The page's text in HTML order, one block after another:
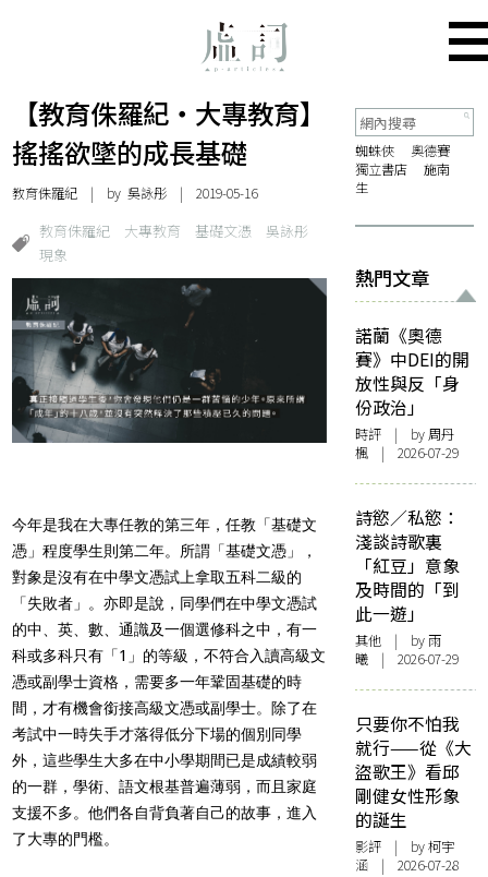
【教育侏羅紀・大專教育】
搖搖欲墜的成長基礎
教育侏羅紀 | by吳詠彤 | 2019-05-16
教育侏羅紀 大專教育 基礎文憑
吳詠彤
現象
今年是我在大專任教的第三年，任教「基礎文
憑」程度學生則第二年。所謂「基礎文憑」，
對象是沒有在中學文憑試上拿取五科二級的
「失敗者」。亦即是說，同學們在中學文憑試
的中、英、數、通識及一個選修科之中，有一
科或多科只有「1」的等級，不符合入讀高級文
憑或副學士資格，需要多一年鞏固基礎的時
間，才有機會銜接高級文憑或副學士。除了在
考試中一時失手才落得低分下場的個別同學
外，這些學生大多在中小學期間已是成績較弱
的一群，學術、語文根基普遍薄弱，而且家庭
支援不多。他們各自背負著自己的故事，進入
了大專的門檻。
蜘蛛俠
奧德賽
獨立書店
施南
生
熱門文章
諾蘭《奧德
賽》中DEI的開
放性與反「身
份政治」
時評 | by周丹
楓 | 2026-07-29
詩慾／私慾：
淺談詩歌裏
「紅豆」意象
及時間的「到
此一遊」
其他 | by 雨
曦 | 2026-07-29
只要你不怕我
就行——從《大
盜歌王》看邱
剛健女性形象
的誕生
影評 | by 柯宇
涵 | 2026-07-28